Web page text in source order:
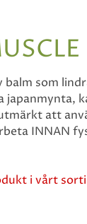
balm som
japanmynta,
att
INNAN
i vårt